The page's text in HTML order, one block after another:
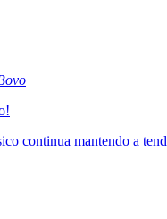
continua mantendo a